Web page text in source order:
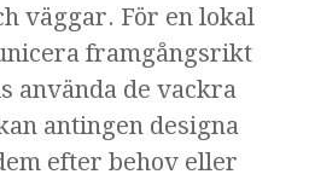
väggar. För en lokal
framgångsrikt
använda de vackra
antingen designa
efter behov eller